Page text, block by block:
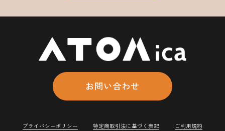
お問い合わせ
プライバシーポリシー 特定商取引法に基づく表記 ご利用規約